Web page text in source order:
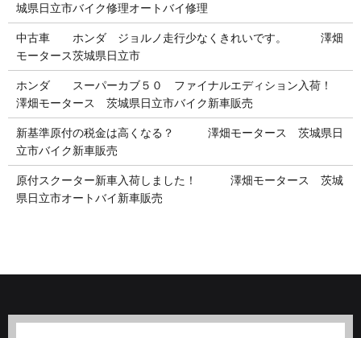
城県日立市バイク修理オートバイ修理
中古車 ホンダ ジョルノ走行少なくきれいです。 澤畑
モータース茨城県日立市
ホンダ スーパーカブ５０ ファイナルエディション入荷！
澤畑モータース 茨城県日立市バイク新車販売
新基準原付の税金は高くなる？ 澤畑モータース 茨城県日
立市バイク新車販売
原付スクーター新車入荷しました！ 澤畑モータース 茨城
県日立市オートバイ新車販売